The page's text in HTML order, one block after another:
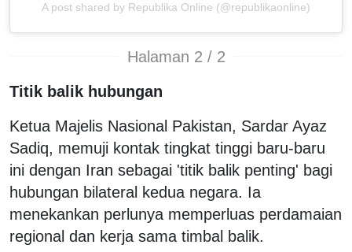
A post shared by Republika Online (@republikaonline)
Halaman 2 / 2
Titik balik hubungan
Ketua Majelis Nasional Pakistan, Sardar Ayaz
Sadiq, memuji kontak tingkat tinggi baru-baru
ini dengan Iran sebagai 'titik balik penting' bagi
hubungan bilateral kedua negara. Ia
menekankan perlunya memperluas perdamaian
regional dan kerja sama timbal balik.